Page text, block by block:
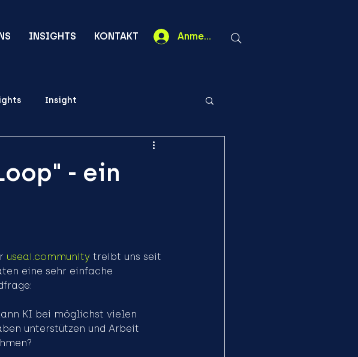
INSIGHTS KONTAKT Anmelden
Insight
- ein
useai.community treibt uns seit
eine sehr einfache
KI bei möglichst vielen
unterstützen und Arbeit